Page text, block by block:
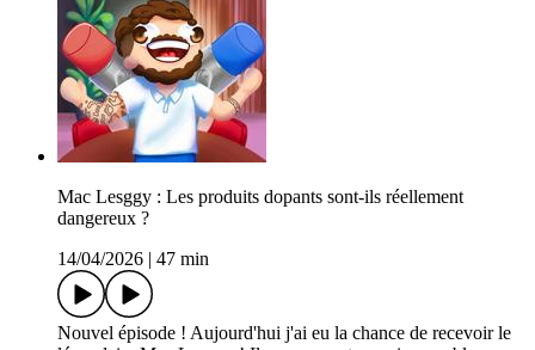
Mac Lesggy : Les produits dopants sont-ils réellement
dangereux ?
14/04/2026
47 min
Nouvel épisode ! Aujourd'hui j'ai eu la chance de recevoir le